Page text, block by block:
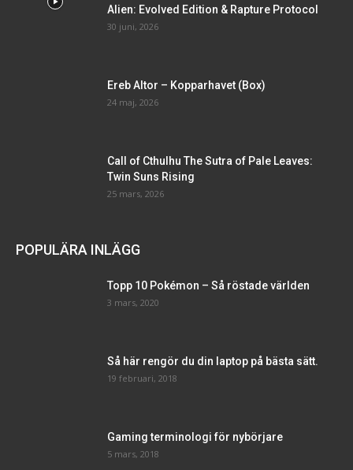
Alien: Evolved Edition & Rapture Protocol
30 juni, 2026
Ereb Altor – Kopparhavet (Box)
24 maj, 2026
Call of Cthulhu The Sutra of Pale Leaves:
Twin Suns Rising
25 mars, 2026
POPULÄRA INLÄGG
Topp 10 Pokémon – Så röstade världen
3 mars, 2020
Så här rengör du din laptop på bästa sätt.
19 februari, 2018
Gaming terminologi för nybörjare
5 mars, 2018